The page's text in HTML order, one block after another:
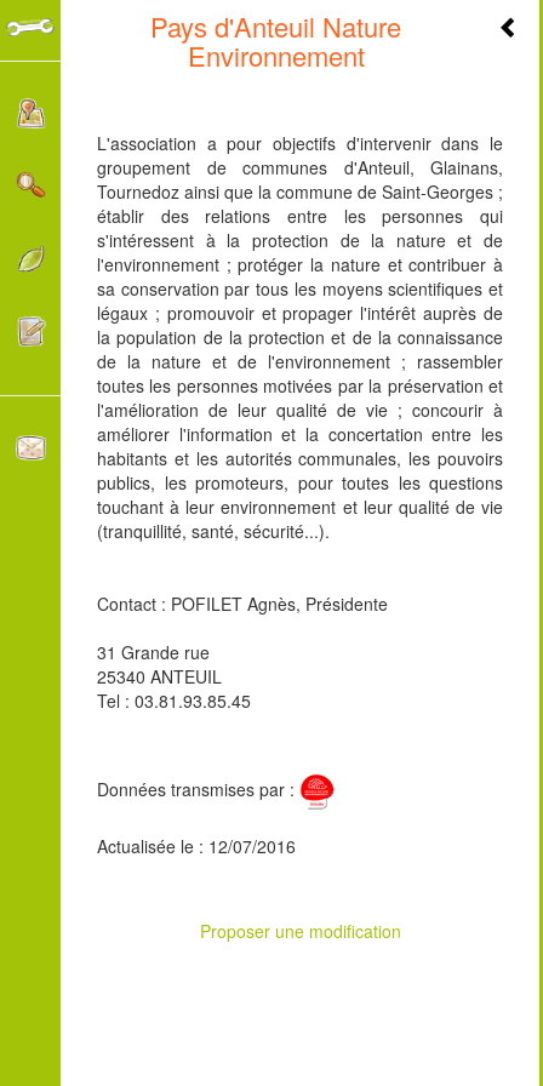
Pays d'Anteuil Nature
Environnement
L'association a pour objectifs d'intervenir dans le
groupement de communes d'Anteuil, Glainans,
Tournedoz ainsi que la commune de Saint-Georges ;
établir des relations entre les personnes qui
s'intéressent à la protection de la nature et de
l'environnement ; protéger la nature et contribuer à
sa conservation par tous les moyens scientifiques et
légaux ; promouvoir et propager l'intérêt auprès de
la population de la protection et de la connaissance
de la nature et de l'environnement ; rassembler
toutes les personnes motivées par la préservation et
l'amélioration de leur qualité de vie ; concourir à
améliorer l'information et la concertation entre les
habitants et les autorités communales, les pouvoirs
publics, les promoteurs, pour toutes les questions
touchant à leur environnement et leur qualité de vie
(tranquillité, santé, sécurité...).
Contact : POFILET Agnès, Présidente
31 Grande rue
25340 ANTEUIL
Tel : 03.81.93.85.45
Données transmises par :
Actualisée le : 12/07/2016
Proposer une modification
+